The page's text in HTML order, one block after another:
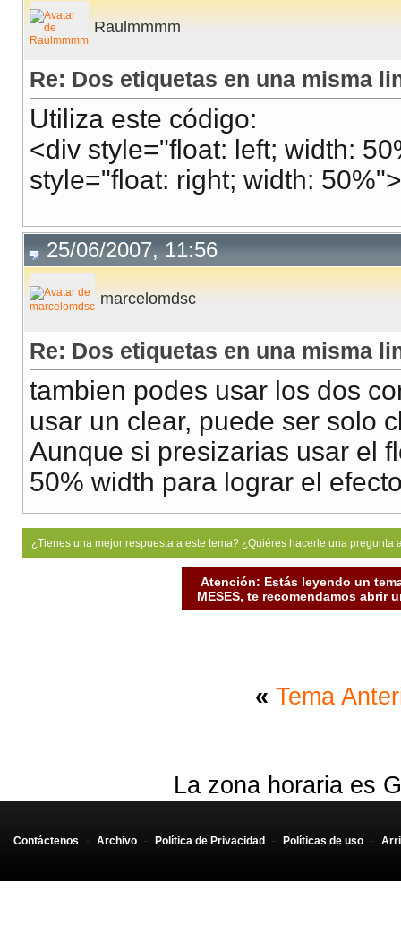
Raulmmmm
Re: Dos etiquetas en una misma
Utiliza este código:
<div style="float: left; width:
style="float: right; width:
25/06/2007, 11:56
marcelomdsc
Re: Dos etiquetas en una misma
tambien podes usar los dos
usar un clear, puede ser solo
Aunque si presizarias usar el
50% width para lograr el
¿Tienes una mejor respuesta a este tema? ¿Quiéres hacerle una
Atención: Estás leyendo un
MESES, te recomendamos abrir
« Tema
La zona horaria es
Contáctenos - Archivo - Política de Privacidad - Políticas de uso -